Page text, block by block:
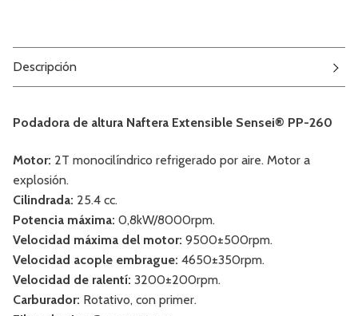
Descripción
Podadora de altura Naftera Extensible Sensei® PP-260
Motor: 2T monocilíndrico refrigerado por aire. Motor a
explosión.
Cilindrada: 25.4 cc.
Potencia máxima: 0,8kW/8000rpm.
Velocidad máxima del motor: 9500±500rpm.
Velocidad acople embrague: 4650±350rpm.
Velocidad de ralentí: 3200±200rpm.
Carburador: Rotativo, con primer.